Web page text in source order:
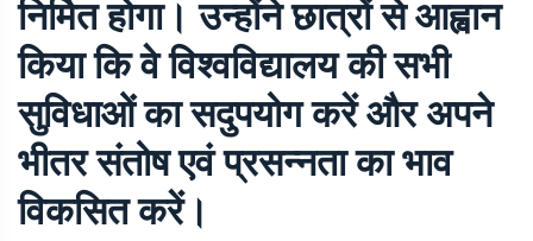
निर्मित होगा। उन्होंने छात्रों से आह्वान
किया कि वे विश्वविद्यालय की सभी
सुविधाओं का सदुपयोग करें और अपने
भीतर संतोष एवं प्रसन्नता का भाव
विकसित करें।